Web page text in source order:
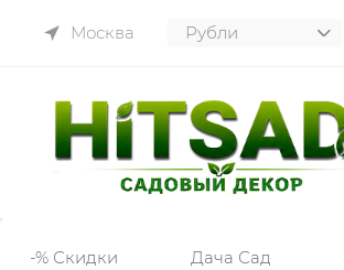
Москва
-% Скидки Дача Сад